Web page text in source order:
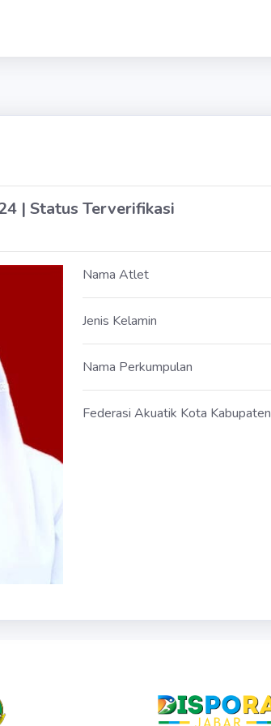
| Status Terverifikasi
Nama Atlet
Jenis Kelamin
Nama Perkumpulan
Federasi Akuatik Kota Kabupaten